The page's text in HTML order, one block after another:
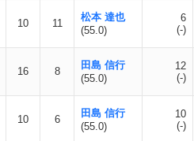
10 11
松本 達也
(55.0)
6
(-)
16 8
田島 信行
(55.0)
12
(-)
10 6
田島 信行
(55.0)
10
(-)